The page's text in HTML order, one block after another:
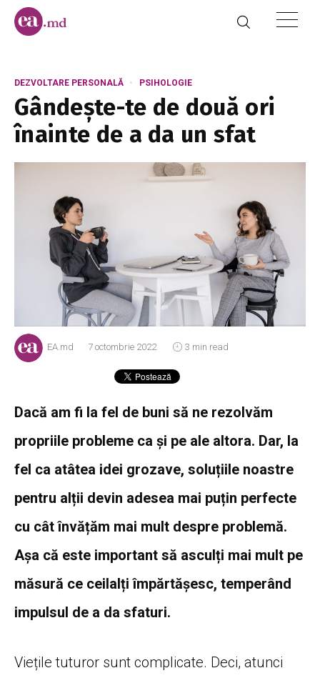
DEZVOLTARE PERSONALĂ PSIHOLOGIE
Gândește-te de două ori
înainte de a da un sfat
EA.md 7 octombrie 2022 3 min read
Dacă am fi la fel de buni să ne rezolvăm
propriile probleme ca și pe ale altora. Dar, la
fel ca atâtea idei grozave, soluțiile noastre
pentru alții devin adesea mai puțin perfecte
cu cât învățăm mai mult despre problemă.
Așa că este important să asculți mai mult pe
măsură ce ceilalți împărtășesc, temperând
impulsul de a da sfaturi.
Viețile tuturor sunt complicate. Deci, atunci